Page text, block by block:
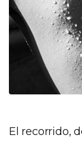
El recorrido,